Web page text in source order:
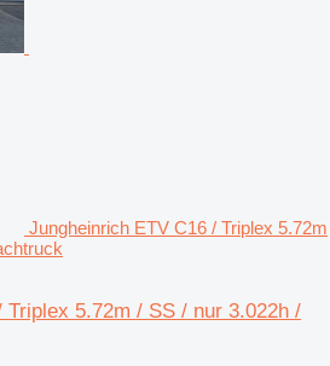
Jungheinrich ETV C16 / Triplex 5.72m
5.72m / SS / nur 3.022h /